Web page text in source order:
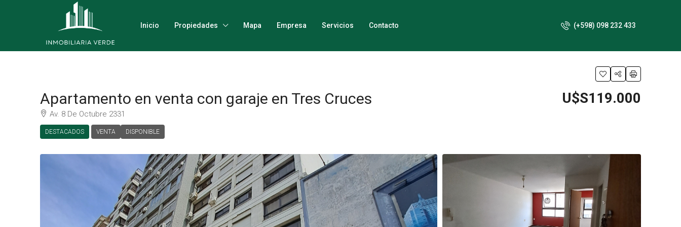
Inicio Propiedades Mapa Empresa Servicios Contacto (+598) 098 232 433
Apartamento en venta con garaje en Tres Cruces
Av. 8 De Octubre 2331
DESTACADOS VENTA DISPONIBLE
U$S119.000